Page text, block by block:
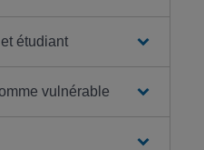
étudiant
vulnérable